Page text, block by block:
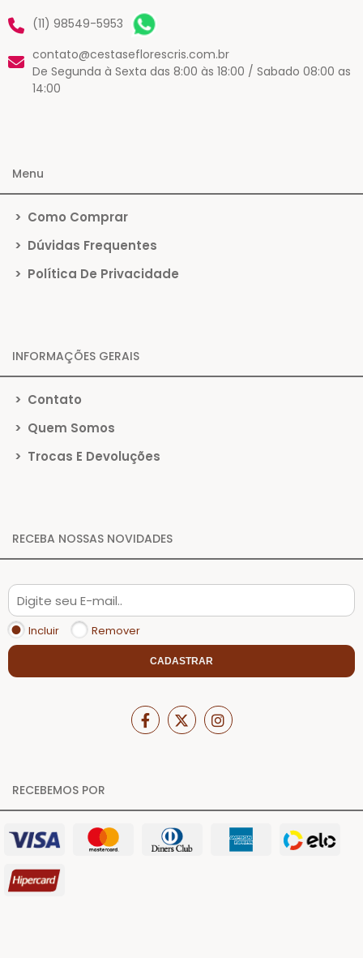
(11) 98549-5953
contato@cestaseflorescris.com.br
De Segunda à Sexta das 8:00 às 18:00 / Sabado 08:00 as
14:00
Menu
> Como Comprar
> Dúvidas Frequentes
> Política De Privacidade
INFORMAÇÕES GERAIS
> Contato
> Quem Somos
> Trocas E Devoluções
RECEBA NOSSAS NOVIDADES
Incluir Remover
CADASTRAR
RECEBEMOS POR